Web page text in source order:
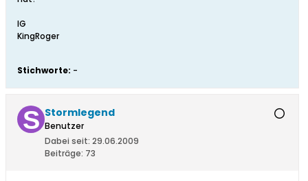
lG
KingRoger
Stichworte: -
Stormlegend
Benutzer
Dabei seit: 29.06.2009
Beiträge: 73